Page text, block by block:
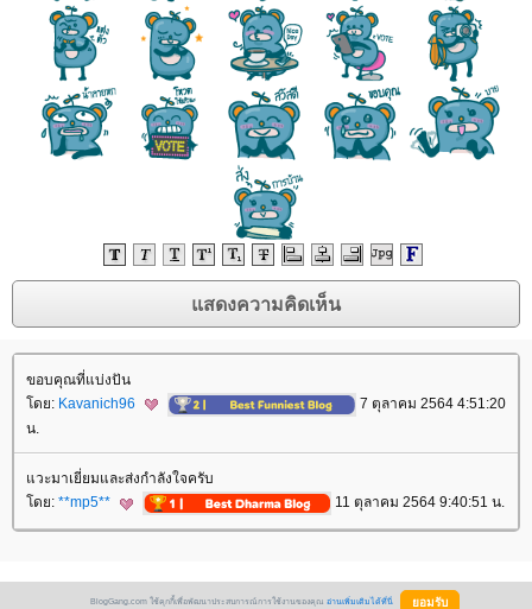
ขอบคุณที่แบ่งปัน
ดย: Kavanich96
7 ตุลาคม 2564 4:51:20
น.
วะมาเยี่ยมและส่งกำลังใจครับ
ดย: **mp5** 11 ตุลาคม 2564 9:40:51 น.
BlogGang.com ใช้คุกกี้เพื่อพัฒนาประสบการณ์การใช้งานของคุณ อ่านเพิ่มเติมได้ที่นี่